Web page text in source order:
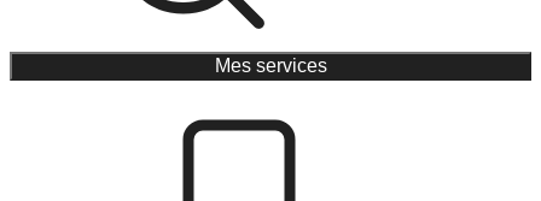
Mes services